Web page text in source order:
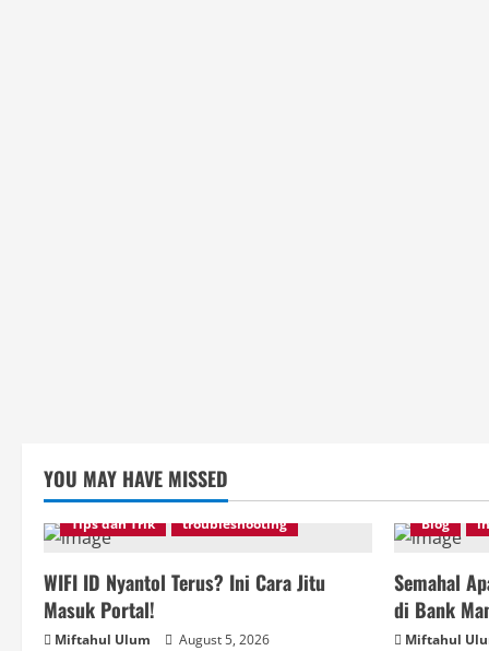
YOU MAY HAVE MISSED
Tips dan Trik troubleshooting
WIFI ID Nyantol Terus? Ini Cara Jitu
Masuk Portal!
Miftahul Ulum August 5, 2026
Blog
Semahal
di Bank
Miftahul